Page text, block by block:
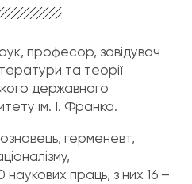
професор, завідувач
та теорії
державного
ім. І. Франка.
герменевт,
праць, з них 16 –